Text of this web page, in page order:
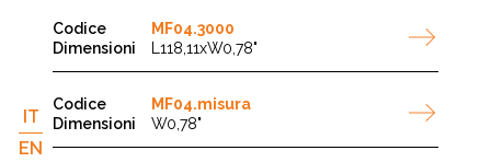
IT
EN
MF04.3000
L118,11xW0,78"
MF04.misura
W0,78"